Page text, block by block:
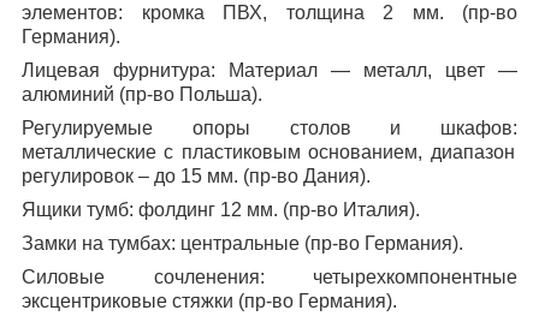
элементов: кромка ПВХ, толщина 2 мм. (пр-во
Германия).
Лицевая фурнитура:
Материал — металл, цвет —
алюминий (пр-во Польша).
Регулируемые опоры столов и шкафов:
металлические с пластиковым основанием, диапазон
регулировок – до 15 мм. (пр-во Дания).
Ящики тумб: фолдинг 12 мм. (пр-во Италия).
Замки на тумбах: центральные (пр-во Германия).
Силовые сочленения: четырехкомпонентные
эксцентриковые стяжки (пр-во Германия).